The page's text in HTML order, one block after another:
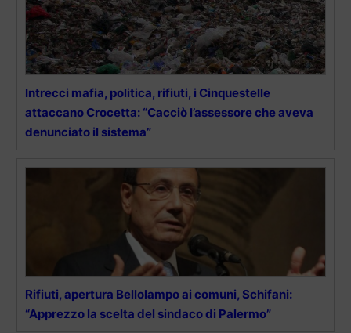
Intrecci mafia, politica, rifiuti, i Cinquestelle
attaccano Crocetta: “Cacciò l’assessore che aveva
denunciato il sistema”
Rifiuti, apertura Bellolampo ai comuni, Schifani:
“Apprezzo la scelta del sindaco di Palermo”